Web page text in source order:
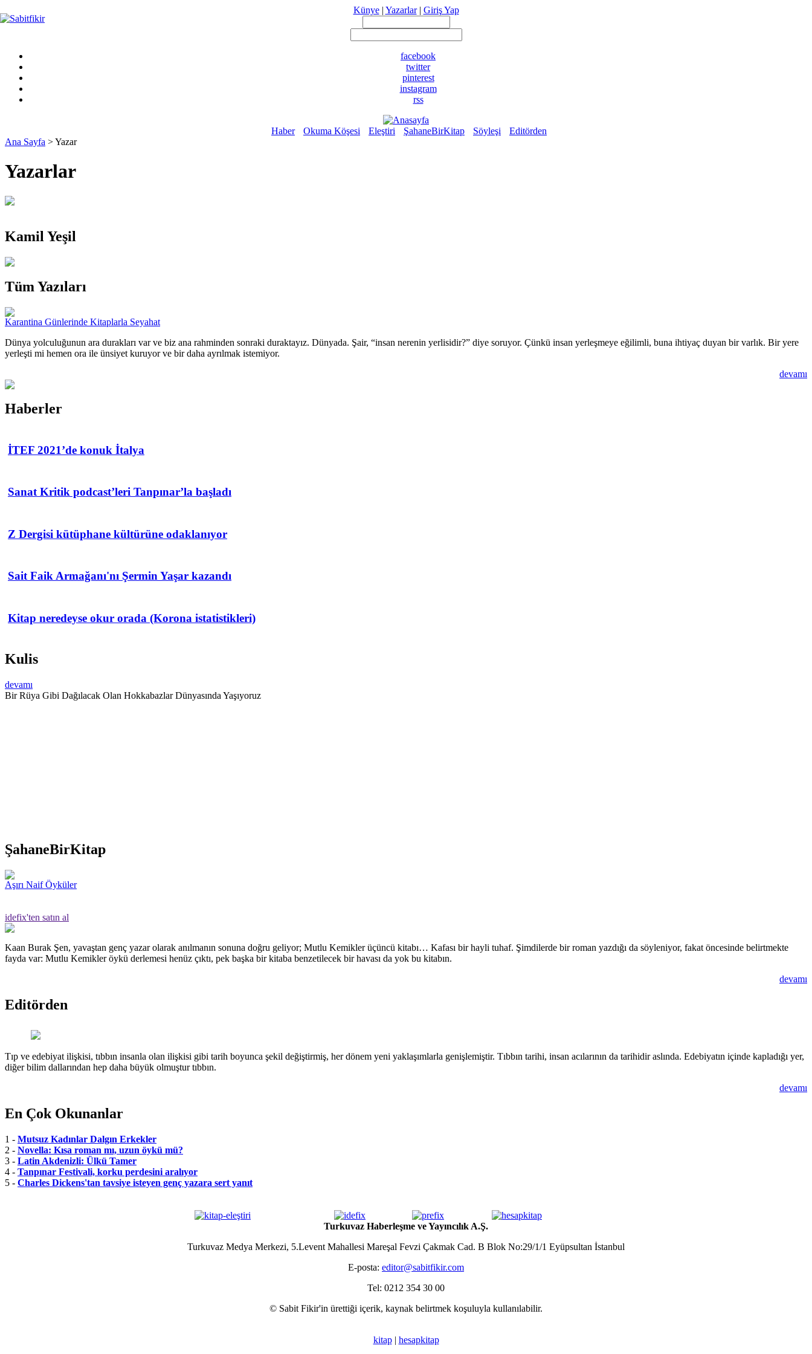
Künye| Yazarlar| Giriş Yap
facebook
twitter
pinterest
instagram
rss
Haber Okuma Köşesi Eleştiri ŞahaneBirKitap Söyleşi
Editörden
Ana Sayfa > Yazar
Yazarlar
Kamil Yeşil
Tüm Yazıları
Karantina Günlerinde Kitaplarla Seyahat
Dünya yolculuğunun ara durakları var ve biz ana rahminden sonraki duraktayız. Dünyada. Şair, “insan nerenin yerlisidir?” diye soruyor. Çünkü insan yerleşmeye eğilimli, buna ihtiyaç duyan bir varlık. Bir yere
yerleşti mi hemen ora ile ünsiyet kuruyor ve bir daha ayrılmak istemiyor.
devamı
Haberler
İTEF 2021’de konuk İtalya
Sanat Kritik podcast’leri Tanpınar’la başladı
Z Dergisi kütüphane kültürüne odaklanıyor
Sait Faik Armağanı'nı Şermin Yaşar kazandı
Kitap neredeyse okur orada (Korona istatistikleri)
Kulis
devamı
Bir Rüya Gibi Dağılacak Olan Hokkabazlar Dünyasında Yaşıyoruz
ŞahaneBirKitap
Aşırı Naif Öyküler
idefix'ten satın al
Kaan Burak Şen, yavaştan genç yazar olarak anılmanın sonuna doğru geliyor; Mutlu Kemikler üçüncü kitabı… Kafası bir hayli tuhaf. Şimdilerde bir roman yazdığı da söyleniyor, fakat öncesinde belirtmekte
fayda var: Mutlu Kemikler öykü derlemesi henüz çıktı, pek başka bir kitaba benzetilecek bir havası da yok bu kitabın.
devamı
Editörden
Tıp ve edebiyat ilişkisi, tıbbın insanla olan ilişkisi gibi tarih boyunca şekil değiştirmiş, her dönem yeni yaklaşımlarla genişlemiştir. Tıbbın tarihi, insan acılarının da tarihidir aslında. Edebiyatın içinde kapladığı yer,
diğer bilim dallarından hep daha büyük olmuştur tıbbın.
devamı
En Çok Okunanlar
1 - Mutsuz Kadınlar Dalgın Erkekler
2 - Novella: Kısa roman mı, uzun öykü mü?
3 - Latin Akdenizli: Ülkü Tamer
4 - Tanpınar Festivali, korku perdesini aralıyor
5 - Charles Dickens'tan tavsiye isteyen genç yazara sert yanıt
Turkuvaz Haberleşme ve Yayıncılık A.Ş.
Turkuvaz Medya Merkezi, 5.Levent Mahallesi Mareşal Fevzi Çakmak Cad. B Blok No:29/1/1 Eyüpsultan İstanbul
E-posta: editor@sabitfikir.com
Tel: 0212 354 30 00
© Sabit Fikir'in ürettiği içerik, kaynak belirtmek koşuluyla kullanılabilir.
kitap| hesapkitap